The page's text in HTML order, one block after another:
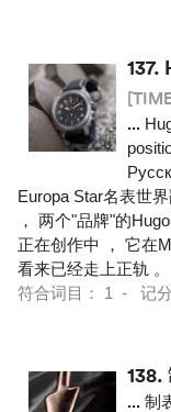
137.
...
Europa Star名表世
， 两个"品牌"的
正在创作中 ， 它在
看来已经走上正轨
符合词目： 1 - 记
138.
... 制